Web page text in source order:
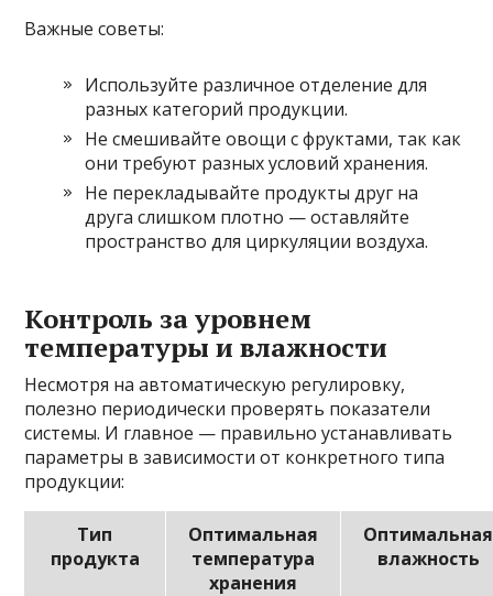
Важные советы:
Используйте различное отделение для
разных категорий продукции.
Не смешивайте овощи с фруктами, так как
они требуют разных условий хранения.
Не перекладывайте продукты друг на
друга слишком плотно — оставляйте
пространство для циркуляции воздуха.
Контроль за уровнем
температуры и влажности
Несмотря на автоматическую регулировку,
полезно периодически проверять показатели
системы. И главное — правильно устанавливать
параметры в зависимости от конкретного типа
продукции:
Тип
продукта
Оптимальная
температура
хранения
Оптимальная
влажность